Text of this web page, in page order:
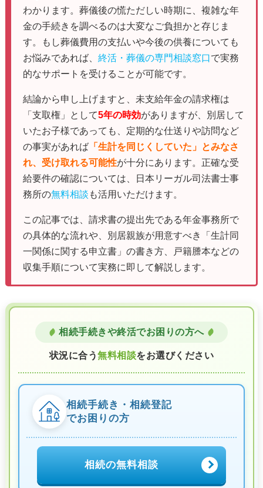
わかります。葬儀後の慌ただしい時期に、複雑な年
金の手続きを調べるのは大変なご負担かと存じま
す。もし葬儀費用の支払いや今後の供養についても
お悩みであれば、 終活・葬儀の専門相談窓口で実務
的なサポートを受けることが可能です。
結論から申し上げますと、未支給年金の請求権は
「支取権」として5年の時効がありますが、別居して
いたお子様であっても、定期的な仕送りや訪問など
の事実があれば「生計を同じくしていた」とみなさ
れ、受け取れる可能性が十分にあります。正確な受
給要件の確認については、日本リーガル司法書士事
務所の無料相談 も活用いただけます。
この記事では、請求書の提出先である年金事務所で
の具体的な流れや、別居親族が用意すべき「生計同
一関係に関する申立書」の書き方、戸籍謄本などの
収集手順について実務に即して解説します。
相続手続きや終活でお困りの方へ
状況に合う無料相談をお選びください
相続手続き・相続登記
でお困りの方
相続の無料相談